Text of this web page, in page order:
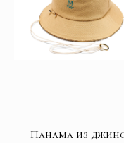
Панама из